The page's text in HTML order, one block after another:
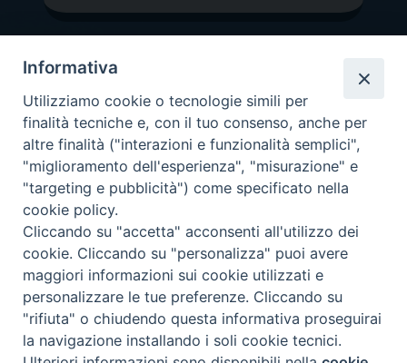
GRAZIE PER IL TUO AIUTO
Insieme per la Diocesi
Copyright 2026 ©Diocesi di Vittorio Veneto-Privacy
Policy
Informativa
Utilizziamo cookie o tecnologie simili per
finalità tecniche e, con il tuo consenso, anche per
altre finalità ("interazioni e funzionalità semplici",
"miglioramento dell'esperienza", "misurazione" e
"targeting e pubblicità") come specificato nella
cookie policy.
Cliccando su "accetta" acconsenti all'utilizzo dei
cookie. Cliccando su "personalizza" puoi avere
maggiori informazioni sui cookie utilizzati e
personalizzare le tue preferenze. Cliccando su
"rifiuta" o chiudendo questa informativa proseguirai
la navigazione installando i soli cookie tecnici.